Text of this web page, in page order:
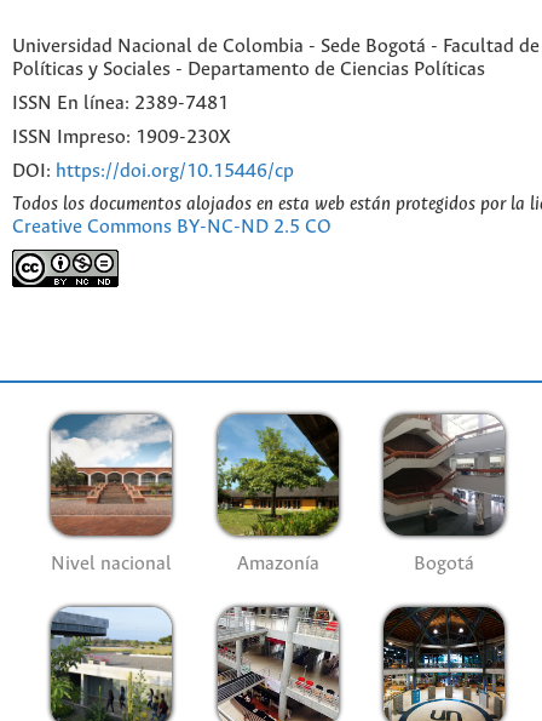
Universidad Nacional de Colombia - Sede Bogotá - Facultad
Políticas y Sociales - Departamento de Ciencias Políticas
ISSN En línea: 2389-7481
ISSN Impreso: 1909-230X
DOI: https://doi.org/10.15446/cp
Todos los documentos alojados en esta web están protegidos por la
Creative Commons BY-NC-ND 2.5 CO
Nivel nacional Amazonía Bogotá